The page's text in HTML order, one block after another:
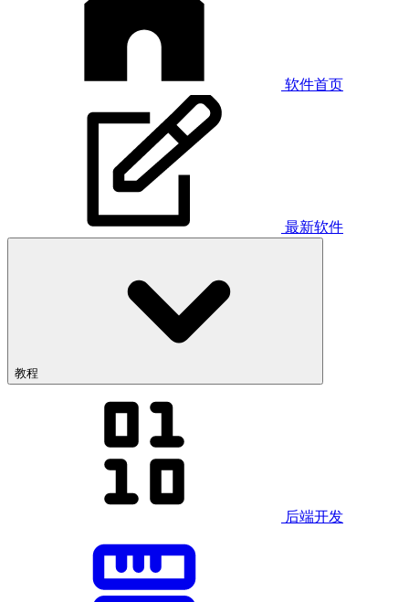
软件首页
最新软件
教程
后端开发